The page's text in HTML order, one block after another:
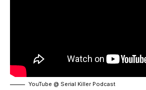
YouTube @ Serial Killer Podcast